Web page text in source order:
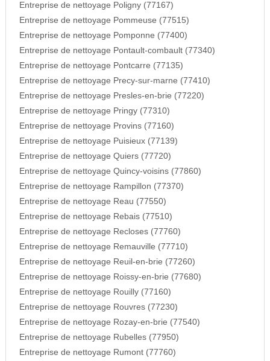
Entreprise de nettoyage Poligny (77167)
Entreprise de nettoyage Pommeuse (77515)
Entreprise de nettoyage Pomponne (77400)
Entreprise de nettoyage Pontault-combault (77340)
Entreprise de nettoyage Pontcarre (77135)
Entreprise de nettoyage Precy-sur-marne (77410)
Entreprise de nettoyage Presles-en-brie (77220)
Entreprise de nettoyage Pringy (77310)
Entreprise de nettoyage Provins (77160)
Entreprise de nettoyage Puisieux (77139)
Entreprise de nettoyage Quiers (77720)
Entreprise de nettoyage Quincy-voisins (77860)
Entreprise de nettoyage Rampillon (77370)
Entreprise de nettoyage Reau (77550)
Entreprise de nettoyage Rebais (77510)
Entreprise de nettoyage Recloses (77760)
Entreprise de nettoyage Remauville (77710)
Entreprise de nettoyage Reuil-en-brie (77260)
Entreprise de nettoyage Roissy-en-brie (77680)
Entreprise de nettoyage Rouilly (77160)
Entreprise de nettoyage Rouvres (77230)
Entreprise de nettoyage Rozay-en-brie (77540)
Entreprise de nettoyage Rubelles (77950)
Entreprise de nettoyage Rumont (77760)